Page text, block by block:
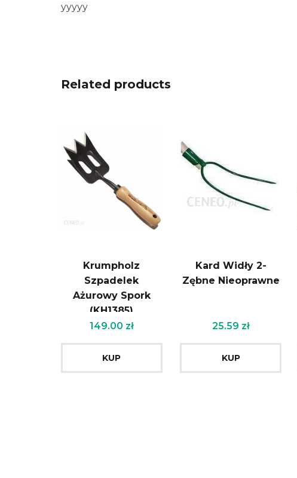
yyyyy
Related products
Krumpholz
Szpadelek
Ażurowy Spork
(KH1385)
149.00 zł
KUP
Kard Widły 2-
Zębne Nieoprawne
25.59 zł
KUP